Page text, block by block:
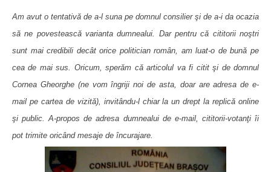
Am avut o tentativă de a-l suna pe domnul consilier şi de a-i da ocazia
să ne povestească varianta dumnealui. Dar pentru că cititorii noştri
sunt mai credibili decât orice politician român, am luat-o de bună pe
cea de mai sus. Oricum, sperăm că articolul va fi citit şi de domnul
Cornea Gheorghe (ne vom îngriji noi de asta, doar are adresa de e-
mail pe cartea de vizită), invitându-l chiar la un drept la replică online
şi public. A-propos de adresa dumnealui de e-mail, cititorii-votanţi îi
pot trimite oricând mesaje de încurajare.